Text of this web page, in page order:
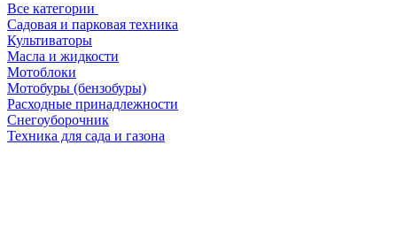
Все категории
Садовая и парковая техника
Культиваторы
Масла и жидкости
Мотоблоки
Мотобуры (бензобуры)
Расходные принадлежности
Снегоуборочник
Техника для сада и газона